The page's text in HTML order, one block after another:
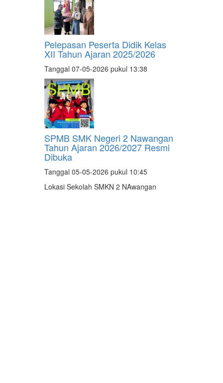
Pelepasan Peserta Didik Kelas
XII Tahun Ajaran 2025/2026
Tanggal 07-05-2026 pukul 13:38
SPMB SMK Negeri 2 Nawangan
Tahun Ajaran 2026/2027 Resmi
Dibuka
Tanggal 05-05-2026 pukul 10:45
Lokasi Sekolah SMKN 2 NAwangan